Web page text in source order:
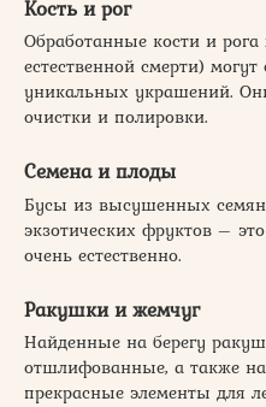
Кость и рог
Обработанные кости и
естественной смерти)
уникальных украшений.
очистки и полировки.
Семена и плоды
Бусы из высушенных семян
экзотических фруктов –
очень естественно.
Ракушки и жемчуг
Найденные на берегу
отшлифованные, а также
прекрасные элементы для